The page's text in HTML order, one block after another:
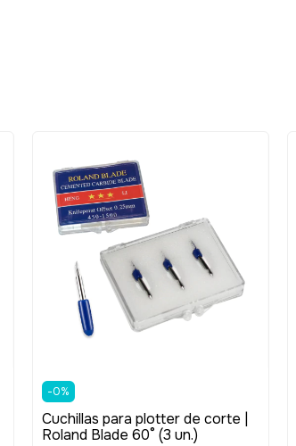
-0%
Cuchillas para plotter de corte |
Roland Blade 60° (3 un.)